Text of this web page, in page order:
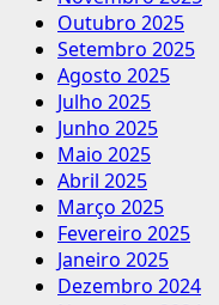
Outubro 2025
Setembro 2025
Agosto 2025
Julho 2025
Junho 2025
Maio 2025
Abril 2025
Março 2025
Fevereiro 2025
Janeiro 2025
Dezembro 2024